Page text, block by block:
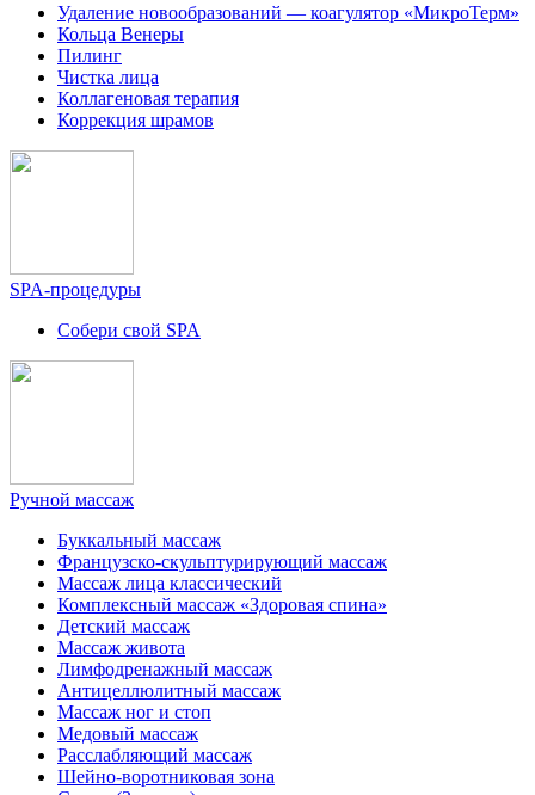
Удаление новообразований — коагулятор «МикроТерм»
Кольца Венеры
Пилинг
Чистка лица
Коллагеновая терапия
Коррекция шрамов
SPA-процедуры
Собери свой SPA
Ручной массаж
Буккальный массаж
Французско-скульптурирующий массаж
Массаж лица классический
Комплексный массаж «Здоровая спина»
Детский массаж
Массаж живота
Лимфодренажный массаж
Антицеллюлитный массаж
Массаж ног и стоп
Медовый массаж
Расслабляющий массаж
Шейно-воротниковая зона